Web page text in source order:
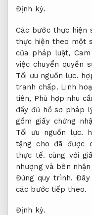
Định kỳ.
Các bước thực hiện
thực hiện theo một
của pháp luật,
việc chuyển quyền
Tối ưu nguồn lực.
tranh chấp. Linh
tiên, Phù hợp nhu
đầy đủ hồ sơ pháp
gồm giấy chứng
Tối ưu nguồn lực.
tặng cho đã được
thực tế. cùng với
nhượng và bên
Đúng quy trình.
các bước tiếp theo.
Định kỳ.